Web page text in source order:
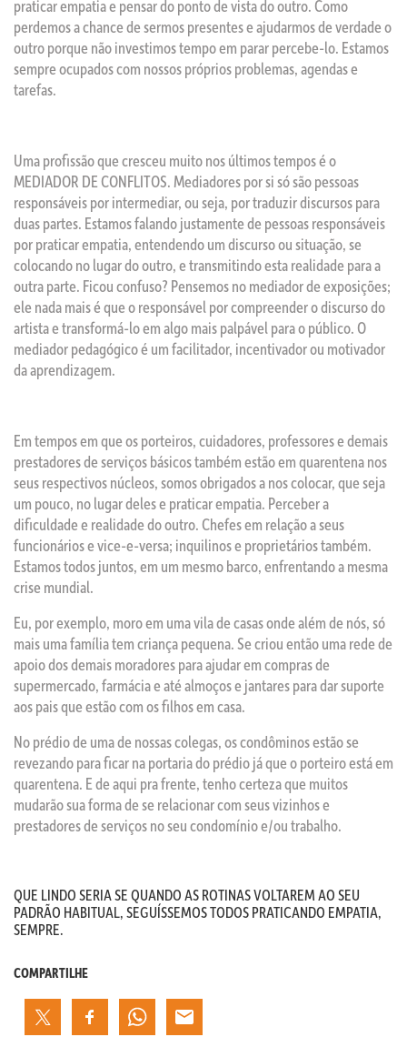
praticar empatia e pensar do ponto de vista do outro. Como
perdemos a chance de sermos presentes e ajudarmos de verdade o
outro porque não investimos tempo em parar percebe-lo. Estamos
sempre ocupados com nossos próprios problemas, agendas e
tarefas.
Uma profissão que cresceu muito nos últimos tempos é o
MEDIADOR DE CONFLITOS. Mediadores por si só são pessoas
responsáveis por intermediar, ou seja, por traduzir discursos para
duas partes. Estamos falando justamente de pessoas responsáveis
por praticar empatia, entendendo um discurso ou situação, se
colocando no lugar do outro, e transmitindo esta realidade para a
outra parte. Ficou confuso? Pensemos no mediador de exposições;
ele nada mais é que o responsável por compreender o discurso do
artista e transformá-lo em algo mais palpável para o público. O
mediador pedagógico é um facilitador, incentivador ou motivador
da aprendizagem.
Em tempos em que os porteiros, cuidadores, professores e demais
prestadores de serviços básicos também estão em quarentena nos
seus respectivos núcleos, somos obrigados a nos colocar, que seja
um pouco, no lugar deles e praticar empatia. Perceber a
dificuldade e realidade do outro. Chefes em relação a seus
funcionários e vice-e-versa; inquilinos e proprietários também.
Estamos todos juntos, em um mesmo barco, enfrentando a mesma
crise mundial.
Eu, por exemplo, moro em uma vila de casas onde além de nós, só
mais uma família tem criança pequena. Se criou então uma rede de
apoio dos demais moradores para ajudar em compras de
supermercado, farmácia e até almoços e jantares para dar suporte
aos pais que estão com os filhos em casa.
No prédio de uma de nossas colegas, os condôminos estão se
revezando para ficar na portaria do prédio já que o porteiro está em
quarentena. E de aqui pra frente, tenho certeza que muitos
mudarão sua forma de se relacionar com seus vizinhos e
prestadores de serviços no seu condomínio e/ou trabalho.
QUE LINDO SERIA SE QUANDO AS ROTINAS VOLTAREM AO SEU
PADRÃO HABITUAL, SEGUÍSSEMOS TODOS PRATICANDO EMPATIA,
SEMPRE.
COMPARTILHE